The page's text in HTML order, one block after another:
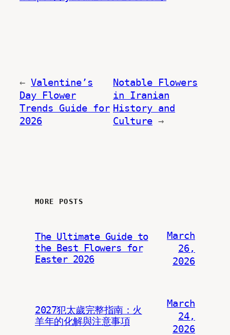
← Valentine’s
Day Flower
Trends Guide for
2026
Notable Flowers
in Iranian
History and
Culture →
MORE POSTS
The Ultimate Guide to
the Best Flowers for
Easter 2026
March
26,
2026
2027犯太歲完整指南：火
羊年的化解與注意事項
March
24,
2026